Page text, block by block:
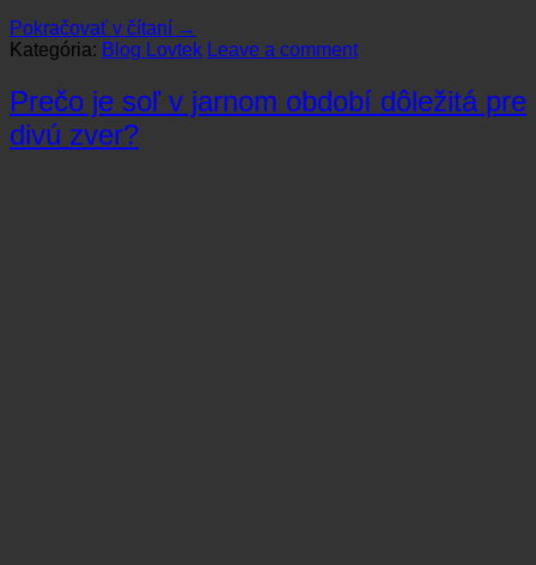
Pokračovať v čítaní →
Kategória: Blog Lovtek Leave a comment
Prečo je soľ v jarnom období dôležitá pre
divú zver?